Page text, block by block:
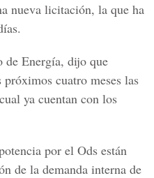
nueva licitación, la que ha
de Energía, dijo que
cuatro meses las
ya cuentan con los
por el Ods están
de la demanda interna de